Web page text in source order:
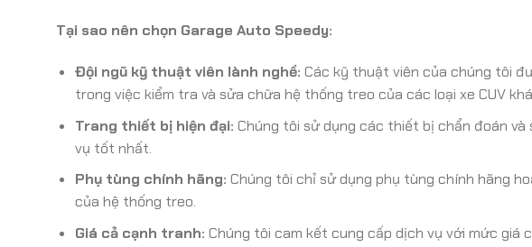
Tại sao nên chọn Garage Auto Speedy:
Đội ngũ kỹ thuật viên lành nghề: Các kỹ thuật viên của chúng tôi
trong việc kiểm tra và sửa chữa hệ thống treo của các loại xe CUV
Trang thiết bị hiện đại: Chúng tôi sử dụng các thiết bị chẩn đoán
vụ tốt nhất.
Phụ tùng chính hãng: Chúng tôi chỉ sử dụng phụ tùng chính hãng
của hệ thống treo.
Giá cả cạnh tranh: Chúng tôi cam kết cung cấp dịch vụ với mức